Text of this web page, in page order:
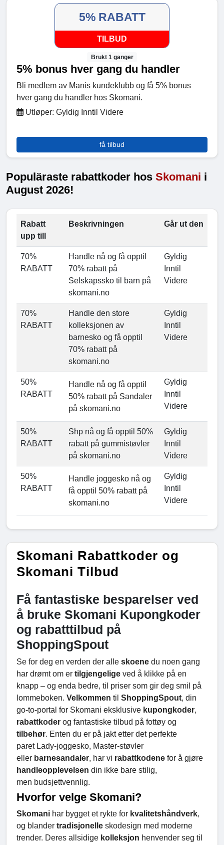
5% RABATT
TILBUD
Brukt 1 ganger
5% bonus hver gang du handler
Bli medlem av Manis kundeklubb og få 5% bonus
hver gang du handler hos Skomani.
Utløper: Gyldig Inntil Videre
få tilbud
Populäraste rabattkoder hos Skomani i
August 2026!
Rabatt
upp till
Beskrivningen Går ut den
70%
RABATT
Handle nå og få opptil
70% rabatt på
Selskapssko til barn på
skomani.no
Gyldig
Inntil
Videre
70%
RABATT
Handle den store
kolleksjonen av
barnesko og få opptil
70% rabatt på
skomani.no
Gyldig
Inntil
Videre
50%
RABATT
Handle nå og få opptil
50% rabatt på Sandaler
på skomani.no
Gyldig
Inntil
Videre
50%
RABATT
Shp nå og få opptil 50%
rabatt på gummistøvler
på skomani.no
Gyldig
Inntil
Videre
50%
RABATT
Handle joggesko nå og
få opptil 50% rabatt på
skomani.no
Gyldig
Inntil
Videre
Skomani Rabattkoder og
Skomani Tilbud
Få fantastiske besparelser ved
å bruke Skomani Kupongkoder
og rabatttilbud på
ShoppingSpout
Se for deg en verden der alle skoene du noen gang
har drømt om er tilgjengelige ved å klikke på en
knapp – og enda bedre, til priser som gir deg smil på
lommeboken. Velkommen til ShoppingSpout, din
go-to-portal for Skomani eksklusive kupongkoder,
rabattkoder og fantastiske tilbud på fottøy og
tilbehør. Enten du er på jakt etter det perfekte
paret Lady-joggesko, Master-støvler
eller barnesandaler, har vi rabattkodene for å gjøre
handleopplevelsen din ikke bare stilig,
men budsjettvennlig.
Hvorfor velge Skomani?
Skomani har bygget et rykte for kvalitetshåndverk,
og blander tradisjonelle skodesign med moderne
trender. Deres allsidige kolleksjon henvender seg til